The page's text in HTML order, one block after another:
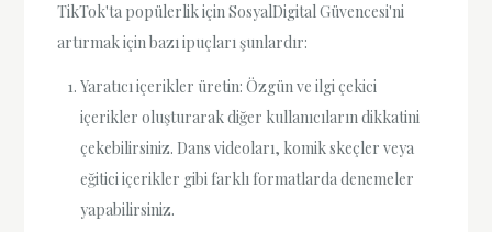
TikTok'ta popülerlik için SosyalDigital Güvencesi'ni
artırmak için bazı ipuçları şunlardır:
Yaratıcı içerikler üretin: Özgün ve ilgi çekici
içerikler oluşturarak diğer kullanıcıların dikkatini
çekebilirsiniz. Dans videoları, komik skeçler veya
eğitici içerikler gibi farklı formatlarda denemeler
yapabilirsiniz.